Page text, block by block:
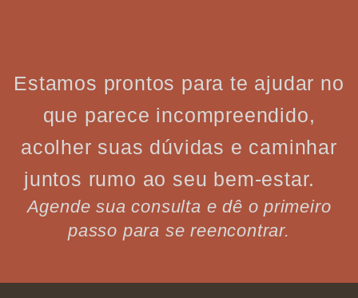
Estamos prontos para te ajudar no
que parece incompreendido,
acolher suas dúvidas e caminhar
juntos rumo ao seu bem-estar.
Agende sua consulta e dê o primeiro
passo para se reencontrar.